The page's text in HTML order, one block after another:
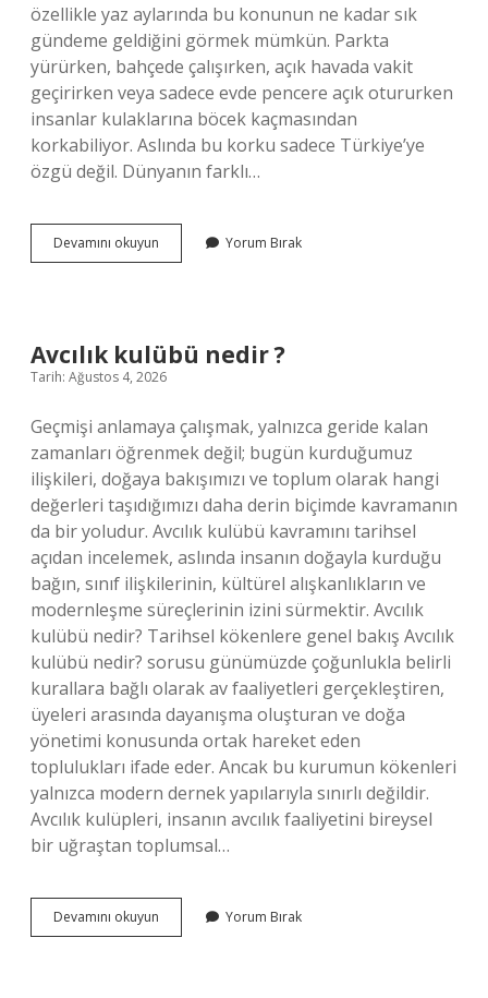
özellikle yaz aylarında bu konunun ne kadar sık
gündeme geldiğini görmek mümkün. Parkta
yürürken, bahçede çalışırken, açık havada vakit
geçirirken veya sadece evde pencere açık otururken
insanlar kulaklarına böcek kaçmasından
korkabiliyor. Aslında bu korku sadece Türkiye’ye
özgü değil. Dünyanın farklı…
Devamını okuyun Kulağıma
bir
?
Yorum Bırak
Avcılık kulübü nedir ?
Tarih: Ağustos 4, 2026
Geçmişi anlamaya çalışmak, yalnızca geride kalan
zamanları öğrenmek değil; bugün kurduğumuz
ilişkileri, doğaya bakışımızı ve toplum olarak hangi
değerleri taşıdığımızı daha derin biçimde kavramanın
da bir yoludur. Avcılık kulübü kavramını tarihsel
açıdan incelemek, aslında insanın doğayla kurduğu
bağın, sınıf ilişkilerinin, kültürel alışkanlıkların ve
modernleşme süreçlerinin izini sürmektir. Avcılık
kulübü nedir? Tarihsel kökenlere genel bakış Avcılık
kulübü nedir? sorusu günümüzde çoğunlukla belirli
kurallara bağlı olarak av faaliyetleri gerçekleştiren,
üyeleri arasında dayanışma oluşturan ve doğa
yönetimi konusunda ortak hareket eden
toplulukları ifade eder. Ancak bu kurumun kökenleri
yalnızca modern dernek yapılarıyla sınırlı değildir.
Avcılık kulüpleri, insanın avcılık faaliyetini bireysel
bir uğraştan toplumsal…
Devamını okuyun
kulübü
Yorum Bırak